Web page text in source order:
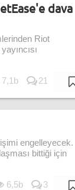
dava
Riot
7,1b 21
engelleyecek.
bittiği için
6,5b 3